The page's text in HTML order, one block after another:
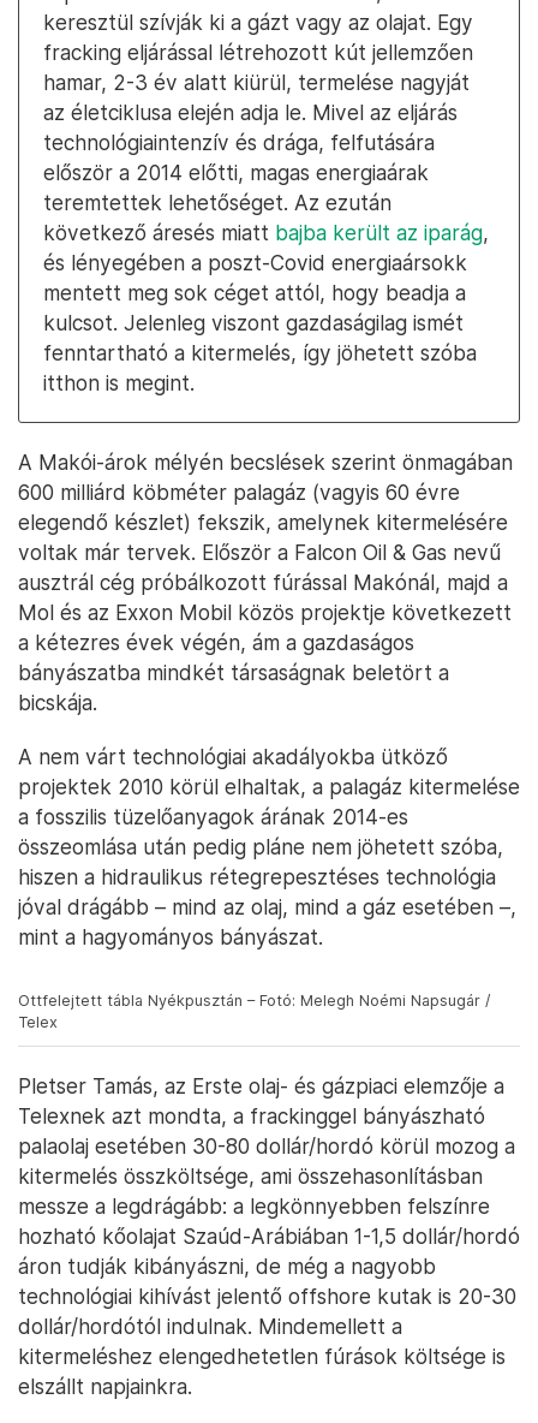
keresztül szívják ki a gázt vagy az olajat. Egy
fracking eljárással létrehozott kút jellemzően
hamar, 2-3 év alatt kiürül, termelése nagyját
az életciklusa elején adja le. Mivel az eljárás
technológiaintenzív és drága, felfutására
először a 2014 előtti, magas energiaárak
teremtettek lehetőséget. Az ezután
következő áresés miatt bajba került az iparág,
és lényegében a poszt-Covid energiaársokk
mentett meg sok céget attól, hogy beadja a
kulcsot. Jelenleg viszont gazdaságilag ismét
fenntartható a kitermelés, így jöhetett szóba
itthon is megint.
A Makói-árok mélyén becslések szerint önmagában
600 milliárd köbméter palagáz (vagyis 60 évre
elegendő készlet) fekszik, amelynek kitermelésére
voltak már tervek. Először a Falcon Oil & Gas nevű
ausztrál cég próbálkozott fúrással Makónál, majd a
Mol és az Exxon Mobil közös projektje következett
a kétezres évek végén, ám a gazdaságos
bányászatba mindkét társaságnak beletört a
bicskája.
A nem várt technológiai akadályokba ütköző
projektek 2010 körül elhaltak, a palagáz kitermelése
a fosszilis tüzelőanyagok árának 2014-es
összeomlása után pedig pláne nem jöhetett szóba,
hiszen a hidraulikus rétegrepesztéses technológia
jóval drágább – mind az olaj, mind a gáz esetében –,
mint a hagyományos bányászat.
Ottfelejtett tábla Nyékpusztán – Fotó: Melegh Noémi Napsugár /
Telex